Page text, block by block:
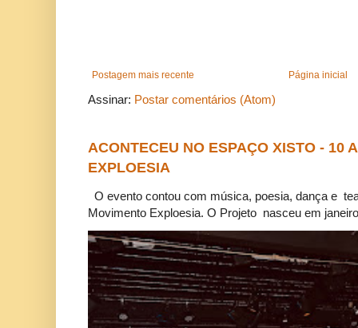
Postagem mais recente Página inicial
Assinar: Postar comentários (Atom)
ACONTECEU NO ESPAÇO XISTO - 10
EXPLOESIA
O evento contou com música, poesia, dança e
Movimento Exploesia. O Projeto nasceu em